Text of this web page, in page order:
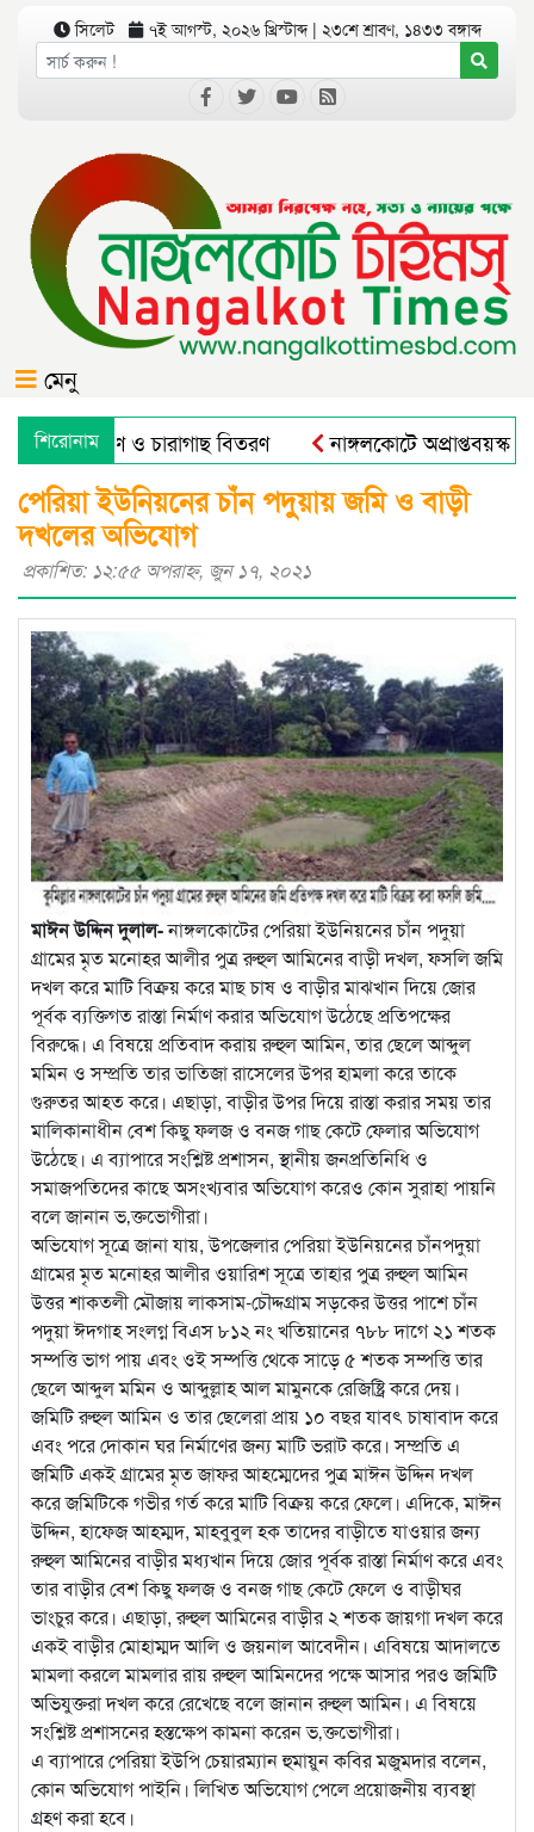
সিলেট ৭ই আগস্ট, ২০২৬ খ্রিস্টাব্দ | ২৩শে শ্রাবণ, ১৪৩৩ বঙ্গাব্দ
মেনু
শিরোনাম
বৃক্ষরোপণ ও চারাগাছ বিতরণ নাঙ্গলকোটে অপ্রাপ্তবয়স্ক
পেরিয়া ইউনিয়নের চাঁন পদুয়ায় জমি ও বাড়ী
দখলের অভিযোগ
প্রকাশিত: ১২:৫৫ অপরাহ্ণ, জুন ১৭, ২০২১
মাঈন উদ্দিন দুলাল-নাঙ্গলকোটের পেরিয়া ইউনিয়নের চাঁন পদুয়া
গ্রামের মৃত মনোহর আলীর পুত্র রুহুল আমিনের বাড়ী দখল, ফসলি জমি
দখল করে মাটি বিক্রয় করে মাছ চাষ ও বাড়ীর মাঝখান দিয়ে জোর
পূর্বক ব্যক্তিগত রাস্তা নির্মাণ করার অভিযোগ উঠেছে প্রতিপক্ষের
বিরুদ্ধে। এ বিষয়ে প্রতিবাদ করায় রুহুল আমিন, তার ছেলে আব্দুল
মমিন ও সম্প্রতি তার ভাতিজা রাসেলের উপর হামলা করে তাকে
গুরুতর আহত করে। এছাড়া, বাড়ীর উপর দিয়ে রাস্তা করার সময় তার
মালিকানাধীন বেশ কিছু ফলজ ও বনজ গাছ কেটে ফেলার অভিযোগ
উঠেছে। এ ব্যাপারে সংশ্লিষ্ট প্রশাসন, স্থানীয় জনপ্রতিনিধি ও
সমাজপতিদের কাছে অসংখ্যবার অভিযোগ করেও কোন সুরাহা পায়নি
বলে জানান ভ‚ক্তভোগীরা।
অভিযোগ সূত্রে জানা যায়, উপজেলার পেরিয়া ইউনিয়নের চাঁনপদুয়া
গ্রামের মৃত মনোহর আলীর ওয়ারিশ সূত্রে তাহার পুত্র রুহুল আমিন
উত্তর শাকতলী মৌজায় লাকসাম-চৌদ্দগ্রাম সড়কের উত্তর পাশে চাঁন
পদুয়া ঈদগাহ সংলগ্ন বিএস ৮১২ নং খতিয়ানের ৭৮৮ দাগে ২১ শতক
সম্পত্তি ভাগ পায় এবং ওই সম্পত্তি থেকে সাড়ে ৫ শতক সম্পত্তি তার
ছেলে আব্দুল মমিন ও আব্দুল্লাহ আল মামুনকে রেজিষ্ট্রি করে দেয়।
জমিটি রুহুল আমিন ও তার ছেলেরা প্রায় ১০ বছর যাবৎ চাষাবাদ করে
এবং পরে দোকান ঘর নির্মাণের জন্য মাটি ভরাট করে। সম্প্রতি এ
জমিটি একই গ্রামের মৃত জাফর আহম্মেদের পুত্র মাঈন উদ্দিন দখল
করে জমিটিকে গভীর গর্ত করে মাটি বিক্রয় করে ফেলে। এদিকে, মাঈন
উদ্দিন, হাফেজ আহম্মদ, মাহবুবুল হক তাদের বাড়ীতে যাওয়ার জন্য
রুহুল আমিনের বাড়ীর মধ্যখান দিয়ে জোর পূর্বক রাস্তা নির্মাণ করে এবং
তার বাড়ীর বেশ কিছু ফলজ ও বনজ গাছ কেটে ফেলে ও বাড়ীঘর
ভাংচুর করে। এছাড়া, রুহুল আমিনের বাড়ীর ২ শতক জায়গা দখল করে
একই বাড়ীর মোহাম্মদ আলি ও জয়নাল আবেদীন। এবিষয়ে আদালতে
মামলা করলে মামলার রায় রুহুল আমিনদের পক্ষে আসার পরও জমিটি
অভিযুক্তরা দখল করে রেখেছে বলে জানান রুহুল আমিন। এ বিষয়ে
সংশ্লিষ্ট প্রশাসনের হস্তক্ষেপ কামনা করেন ভ‚ক্তভোগীরা।
এ ব্যাপারে পেরিয়া ইউপি চেয়ারম্যান হুমায়ুন কবির মজুমদার বলেন,
কোন অভিযোগ পাইনি। লিখিত অভিযোগ পেলে প্রয়োজনীয় ব্যবস্থা
গ্রহণ করা হবে।